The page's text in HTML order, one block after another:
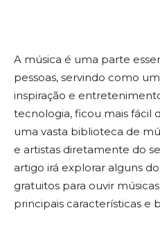
A música é uma parte
pessoas, servindo como
inspiração e
tecnologia, ficou mais fácil
uma vasta biblioteca de
e artistas diretamente do
artigo irá explorar alguns
gratuitos para ouvir
principais características e